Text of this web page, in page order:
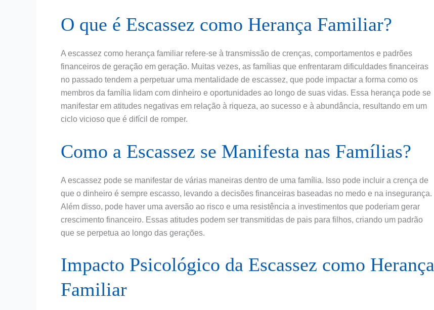
O que é Escassez como Herança Familiar?
A escassez como herança familiar refere-se à transmissão de crenças, comportamentos e padrões
financeiros de geração em geração. Muitas vezes, as famílias que enfrentaram dificuldades financeiras
no passado tendem a perpetuar uma mentalidade de escassez, que pode impactar a forma como os
membros da família lidam com dinheiro e oportunidades ao longo de suas vidas. Essa herança pode se
manifestar em atitudes negativas em relação à riqueza, ao sucesso e à abundância, resultando em um
ciclo vicioso que é difícil de romper.
Como a Escassez se Manifesta nas Famílias?
A escassez pode se manifestar de várias maneiras dentro de uma família. Isso pode incluir a crença de
que o dinheiro é sempre escasso, levando a decisões financeiras baseadas no medo e na insegurança.
Além disso, pode haver uma aversão ao risco e uma resistência a investimentos que poderiam gerar
crescimento financeiro. Essas atitudes podem ser transmitidas de pais para filhos, criando um padrão
que se perpetua ao longo das gerações.
Impacto Psicológico da Escassez como Herança
Familiar